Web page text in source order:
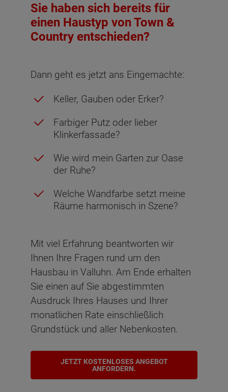
Sie haben sich bereits für
einen Haustyp von Town &
Country entschieden?
Dann geht es jetzt ans Eingemachte:
Keller, Gauben oder Erker?
Farbiger Putz oder lieber
Klinkerfassade?
Wie wird mein Garten zur Oase
der Ruhe?
Welche Wandfarbe setzt meine
Räume harmonisch in Szene?
Mit viel Erfahrung beantworten wir
Ihnen Ihre Fragen rund um den
Hausbau in Valluhn. Am Ende erhalten
Sie einen auf Sie abgestimmten
Ausdruck Ihres Hauses und Ihrer
monatlichen Rate einschließlich
Grundstück und aller Nebenkosten.
JETZT KOSTENLOSES ANGEBOT
ANFORDERN.